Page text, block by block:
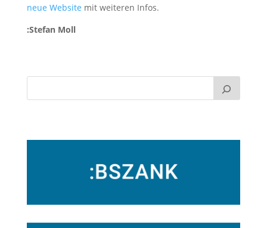
neue Website mit weiteren Infos.
:Stefan Moll